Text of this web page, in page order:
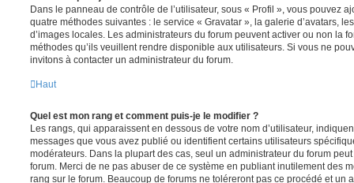
Dans le panneau de contrôle de l’utilisateur, sous « Profil », vous pouvez
quatre méthodes suivantes : le service « Gravatar », la galerie d’avatars,
d’images locales. Les administrateurs du forum peuvent activer ou non la
méthodes qu’ils veuillent rendre disponible aux utilisateurs. Si vous ne
invitons à contacter un administrateur du forum.
Haut
Quel est mon rang et comment puis-je le modifier ?
Les rangs, qui apparaissent en dessous de votre nom d’utilisateur,
messages que vous avez publié ou identifient certains utilisateurs
modérateurs. Dans la plupart des cas, seul un administrateur du forum
forum. Merci de ne pas abuser de ce système en publiant inutilement des
rang sur le forum. Beaucoup de forums ne toléreront pas ce procédé et un